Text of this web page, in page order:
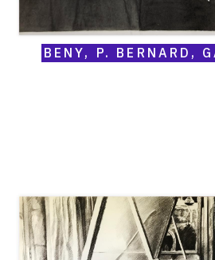
BENY, P. BERNARD,
Claude
Grobéty,
Assis
devant